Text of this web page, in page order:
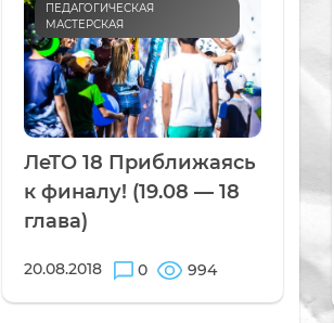
ПЕДАГОГИЧЕСКАЯ
МАСТЕРСКАЯ
ЛеТО 18 Приближаясь
к финалу! (19.08 — 18
глава)
20.08.2018 0 994